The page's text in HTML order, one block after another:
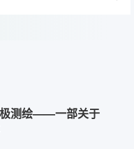
极测绘——一部关于